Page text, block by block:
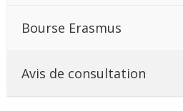
Bourse Erasmus
Avis de consultation